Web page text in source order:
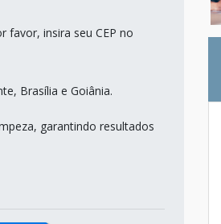
favor, insira seu CEP no
Brasília e Goiânia.
garantindo resultados